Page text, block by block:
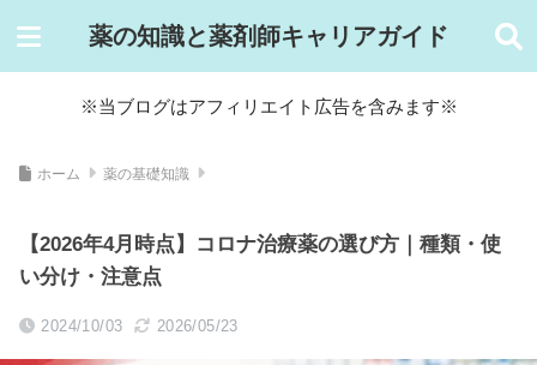
薬の知識と薬剤師キャリアガイド
※当ブログはアフィリエイト広告を含みます※
ホーム 薬の基礎知識
【2026年4月時点】コロナ治療薬の選び方｜種類・使
い分け・注意点
2024/10/03 2026/05/23